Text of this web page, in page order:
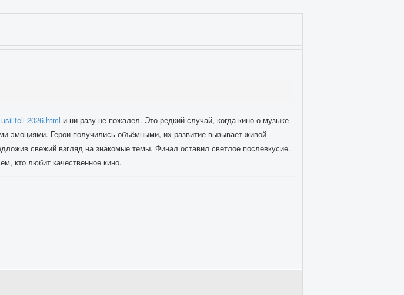
2026.html и ни разу не пожалел. Это редкий случай, когда кино о музыке
эмоциями. Герои получились объёмными, их развитие вызывает живой
свежий взгляд на знакомые темы. Финал оставил светлое послевкусие.
кто любит качественное кино.